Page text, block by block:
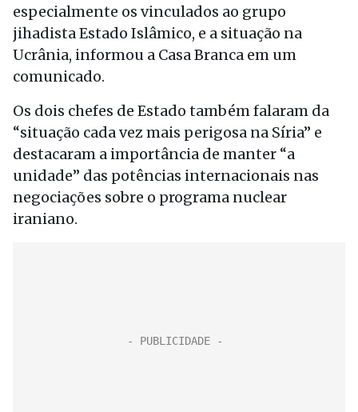
especialmente os vinculados ao grupo
jihadista Estado Islâmico, e a situação na
Ucrânia, informou a Casa Branca em um
comunicado.
Os dois chefes de Estado também falaram da
“situação cada vez mais perigosa na Síria” e
destacaram a importância de manter “a
unidade” das potências internacionais nas
negociações sobre o programa nuclear
iraniano.